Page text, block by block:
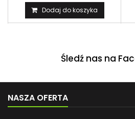
Dodaj do koszyka
Śledź nas na
NASZA OFERTA